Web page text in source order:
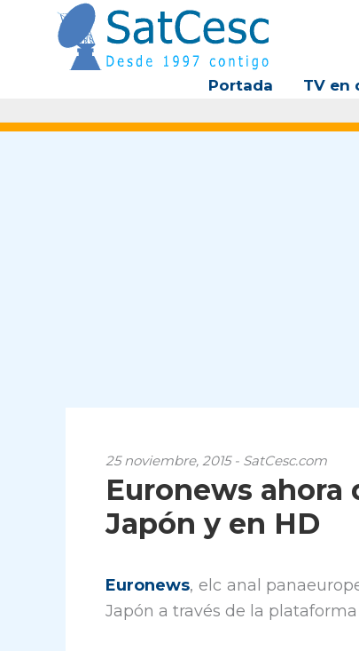
contenido
Portada TV en
25 noviembre, 2015 - SatCesc.com
Euronews
Japón y en HD
Euronews, elc anal
Japón a través de la plataforma